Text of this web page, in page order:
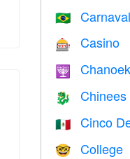
🇧🇷 Carnaval
🎰 Casino
🕎
🐉
🇲🇽 Cinco
🤓 College